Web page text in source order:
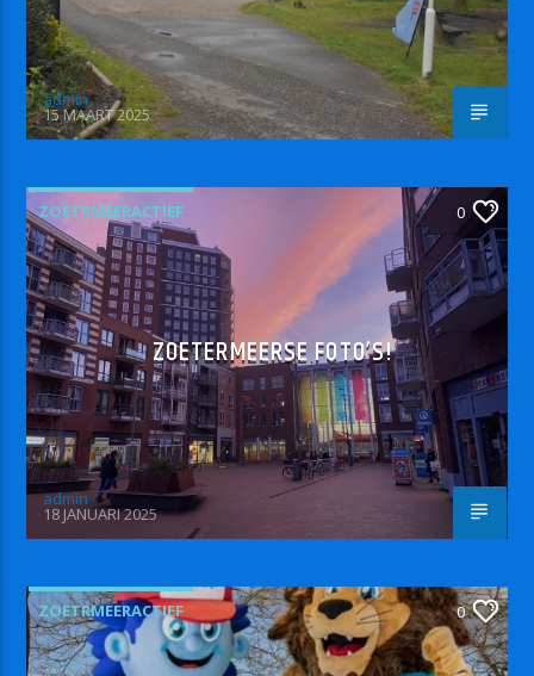
admin
15 MAART 2025
ZOETRMEERACTIEF 0
ZOETERMEERSE FOTO’S!
admin
18 JANUARI 2025
ZOETRMEERACTIEF 0